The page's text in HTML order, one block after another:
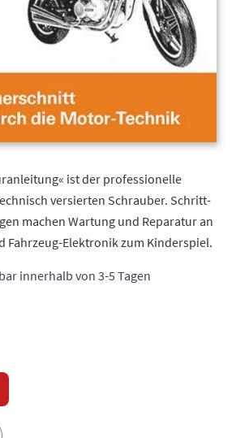
ist der professionelle
versierten Schrauber. Schritt-
machen Wartung und Reparatur an
Fahrzeug-Elektronik zum Kinderspiel.
innerhalb von 3-5 Tagen